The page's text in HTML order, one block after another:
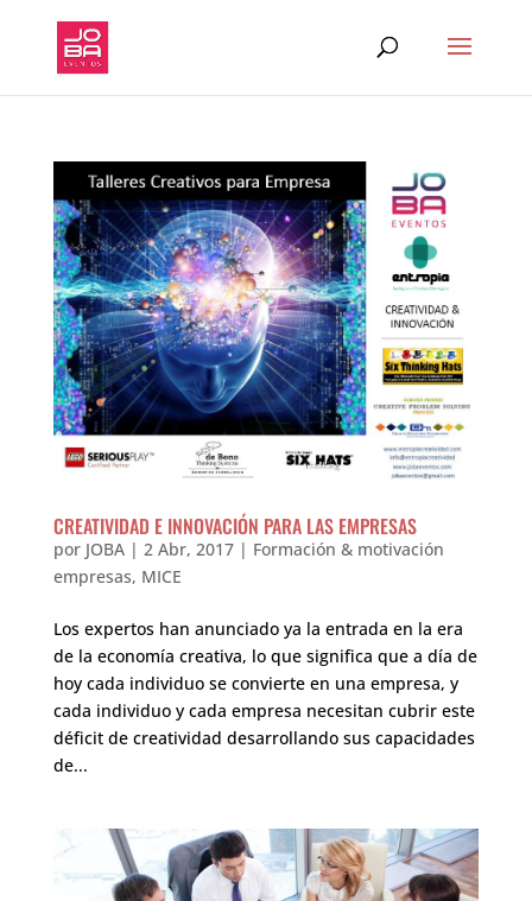
CREATIVIDAD E INNOVACIÓN PARA LAS EMPRESAS
por JOBA| 2 Abr, 2017| Formación & motivación
empresas, MICE
Los expertos han anunciado ya la entrada en la era
de la economía creativa, lo que significa que a día de
hoy cada individuo se convierte en una empresa, y
cada individuo y cada empresa necesitan cubrir este
déficit de creatividad desarrollando sus capacidades
de...